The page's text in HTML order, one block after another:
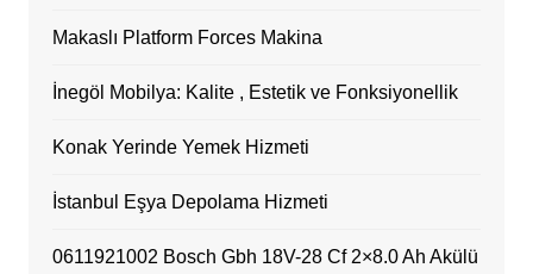
Makaslı Platform Forces Makina
İnegöl Mobilya: Kalite , Estetik ve Fonksiyonellik
Konak Yerinde Yemek Hizmeti
İstanbul Eşya Depolama Hizmeti
0611921002 Bosch Gbh 18V-28 Cf 2×8.0 Ah Akülü